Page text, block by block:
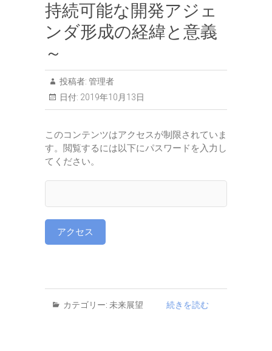
持続可能な開発アジェ
ンダ形成の経緯と意義
～
投稿者: 管理者
日付: 2019年10月13日
このコンテンツはアクセスが制限されていま
す。閲覧するには以下にパスワードを入力し
てください。
カテゴリー: 未来展望 続きを読む